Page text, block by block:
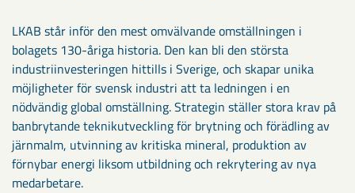
LKAB står inför den mest omvälvande omställningen i
bolagets 130-åriga historia. Den kan bli den största
industriinvesteringen hittills i Sverige, och skapar unika
möjligheter för svensk industri att ta ledningen i en
nödvändig global omställning. Strategin ställer stora krav på
banbrytande teknikutveckling för brytning och förädling av
järnmalm, utvinning av kritiska mineral, produktion av
förnybar energi liksom utbildning och rekrytering av nya
medarbetare.